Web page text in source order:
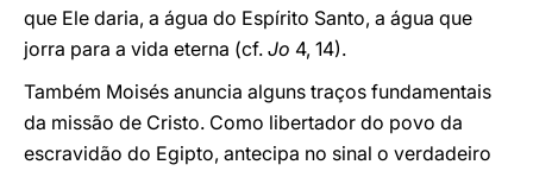
que Ele daria, a água do Espírito Santo, a água que
jorra para a vida eterna (cf. Jo 4, 14).
Também Moisés anuncia alguns traços fundamentais
da missão de Cristo. Como libertador do povo da
escravidão do Egipto, antecipa no sinal o verdadeiro